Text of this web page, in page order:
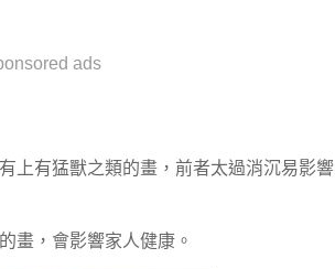
ads
有猛獸之類的畫，前者太過消沉易影
畫，會影響家人健康。